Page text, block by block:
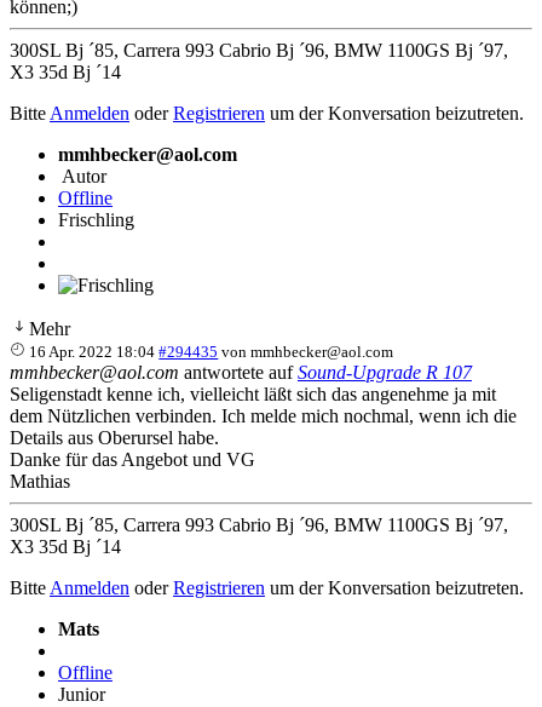
können;)
300SL Bj ´85, Carrera 993 Cabrio Bj ´96, BMW 1100GS Bj ´97,
X3 35d Bj ´14
Bitte Anmelden oderRegistrieren um der Konversation beizutreten.
mmhbecker@aol.com
Autor
Offline
Frischling
Mehr
16 Apr. 2022 18:04 #294435 vonmmhbecker@aol.com
mmhbecker@aol.com antwortete aufSound-Upgrade R 107
Seligenstadt kenne ich, vielleicht läßt sich das angenehme ja mit
dem Nützlichen verbinden. Ich melde mich nochmal, wenn ich die
Details aus Oberursel habe.
Danke für das Angebot und VG
Mathias
300SL Bj ´85, Carrera 993 Cabrio Bj ´96, BMW 1100GS Bj ´97,
X3 35d Bj ´14
Bitte Anmelden oderRegistrieren um der Konversation beizutreten.
Mats
Offline
Junior